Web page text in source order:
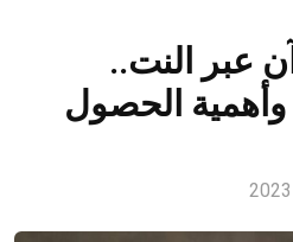
عبر النت..
الحصول